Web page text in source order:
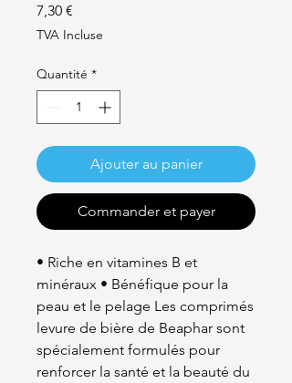
7,30 €
TVA Incluse
Quantité *
Ajouter au panier
Commander et payer
• Riche en vitamines B et
minéraux • Bénéfique pour la
peau et le pelage Les comprimés
levure de bière de Beaphar sont
spécialement formulés pour
renforcer la santé et la beauté du